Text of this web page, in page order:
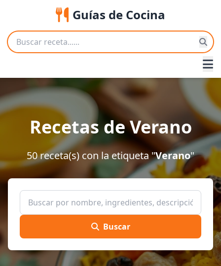
Guías de Cocina
Recetas de Verano
50 receta(s) con la etiqueta "Verano"
Buscar